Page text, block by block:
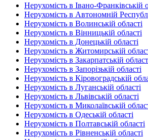
Нерухомість в Івано-Франківській
Нерухомість в Автономній
Нерухомість в Волинській області
Нерухомість в Вінницькій області
Нерухомість в Донецькій області
Нерухомість в Житомирській
Нерухомість в Закарпатській
Нерухомість в Запорізькій області
Нерухомість в Кіровоградській
Нерухомість в Луганській області
Нерухомість в Львівській області
Нерухомість в Миколаївській
Нерухомість в Одеській області
Нерухомість в Полтавській області
Нерухомість в Рівненській області